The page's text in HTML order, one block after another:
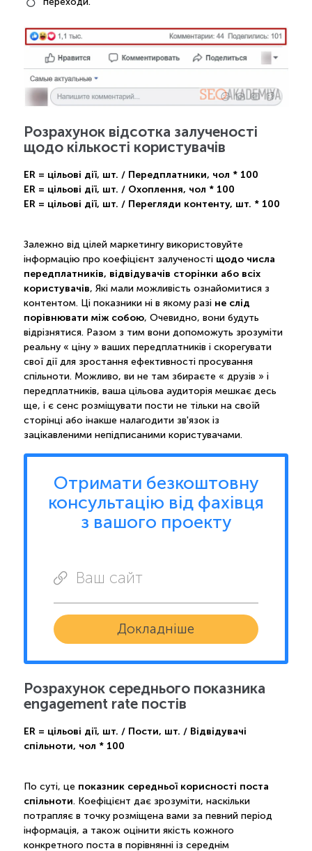
Розрахунок відсотка залученості
щодо кількості користувачів
ER = цільові дії, шт. / Передплатники, чол * 100
ER = цільові дії, шт. / Охоплення, чол * 100
ER = цільові дії, шт. / Перегляди контенту, шт. * 100
Залежно від цілей маркетингу використовуйте
інформацію про коефіцієнт залученості щодо числа
передплатників, відвідувачів сторінки або всіх
користувачів, Які мали можливість ознайомитися з
контентом. Ці показники ні в якому разі не слід
порівнювати між собою, Очевидно, вони будуть
відрізнятися. Разом з тим вони допоможуть зрозуміти
реальну « ціну » ваших передплатників і скорегувати
свої дії для зростання ефективності просування
спільноти. Можливо, ви не там збираєте « друзів » і
передплатників, ваша цільова аудиторія мешкає десь
ще, і є сенс розміщувати пости не тільки на своїй
сторінці або інакше налагодити зв'язок із
зацікавленими непідписаними користувачами.
Отримати безкоштовну
консультацію від фахівця
з вашого проекту
Ваш сайт
Докладніше
Розрахунок середнього показника
engagement rate постів
ER = цільові дії, шт. / Пости, шт. / Відвідувачі
спільноти, чол * 100
По суті, це показник середньої корисності поста
спільноти. Коефіцієнт дає зрозуміти, наскільки
потрапляє в точку розміщена вами за певний період
інформація, а також оцінити якість кожного
конкретного поста в порівнянні із середнім